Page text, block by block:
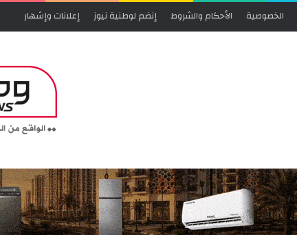
الخصوصية الأحكام والشروط إنضم لوطنية نيوز إعلانات وإشهار